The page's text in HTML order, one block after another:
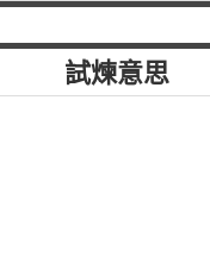
試煉意思